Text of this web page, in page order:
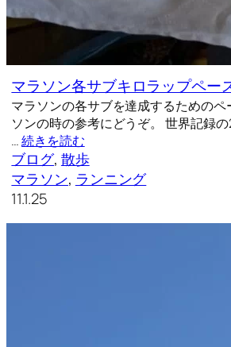
マラソン各サブキロラップペー
マラソンの各サブを達成するためのペ
ソンの時の参考にどうぞ。 世界記録
…続きを読む
ブログ, 散歩
マラソン, ランニング
11.1.25